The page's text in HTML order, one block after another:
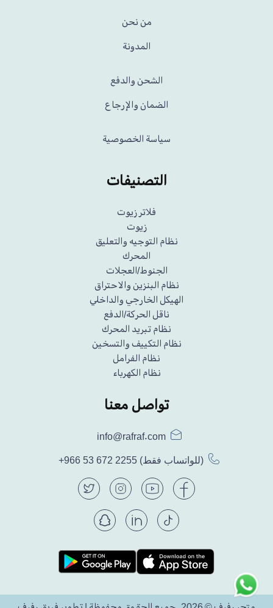
من نحن
المدونة
الشحن والدفع
الضمان والإرجاع
سياسة الخصوصية
التصنيفات
فلاتر زيوت
زيوت
نظام التوجيه والتعليق
المحرك
الجنوط/العجلات
نظام البنزين والاحتراق
الهيكل الخارجي والداخلي
ناقل الحركة/الدفع
نظام تبريد المحرك
نظام التكييف والتسخين
نظام الفرامل
نظام الكهرباء
تواصل معنا
info@rafraf.com
+966 53 672 2255 (للواتساب فقط)